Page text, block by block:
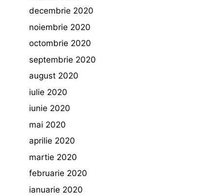
decembrie 2020
noiembrie 2020
octombrie 2020
septembrie 2020
august 2020
iulie 2020
iunie 2020
mai 2020
aprilie 2020
martie 2020
februarie 2020
ianuarie 2020